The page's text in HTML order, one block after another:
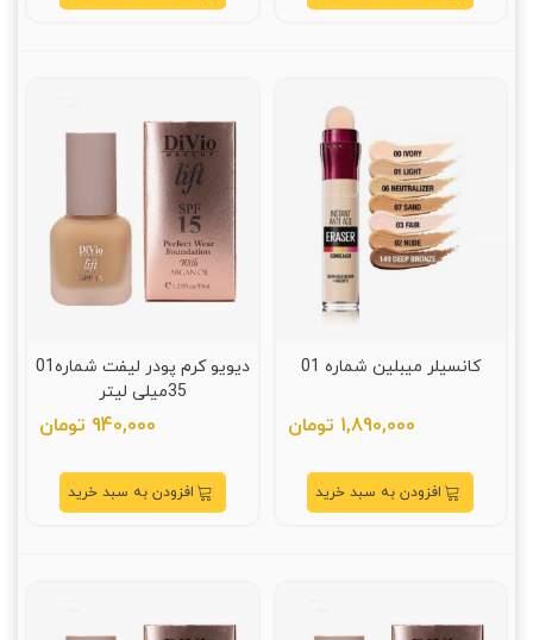
کانسیلر میبلین شماره 01
1,890,000 تومان
افزودن به سبد خرید
دیویو کرم پودر لیفت شماره01
35میلی لیتر
940,000 تومان
افزودن به سبد خرید